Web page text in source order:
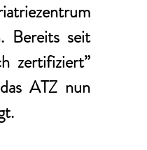
Bereits seit
zertifiziert”
ATZ nun